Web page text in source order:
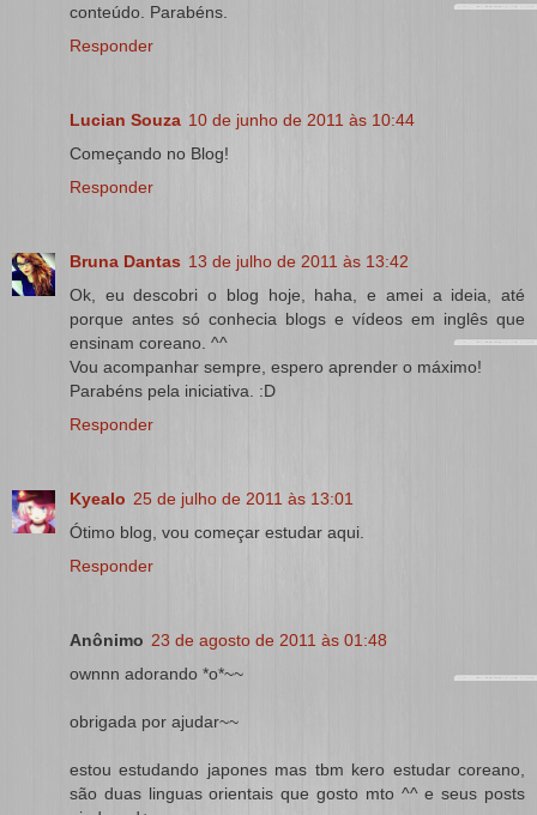
conteúdo. Parabéns.
Responder
Lucian Souza 10 de junho de 2011 às 10:44
Começando no Blog!
Responder
Bruna Dantas 13 de julho de 2011 às 13:42
Ok, eu descobri o blog hoje, haha, e amei a ideia, até
porque antes só conhecia blogs e vídeos em inglês que
ensinam coreano. ^^
Vou acompanhar sempre, espero aprender o máximo!
Parabéns pela iniciativa. :D
Responder
Kyealo 25 de julho de 2011 às 13:01
Ótimo blog, vou começar estudar aqui.
Responder
Anônimo 23 de agosto de 2011 às 01:48
ownnn adorando *o*~~
obrigada por ajudar~~
estou estudando japones mas tbm kero estudar coreano,
são duas linguas orientais que gosto mto ^^ e seus posts